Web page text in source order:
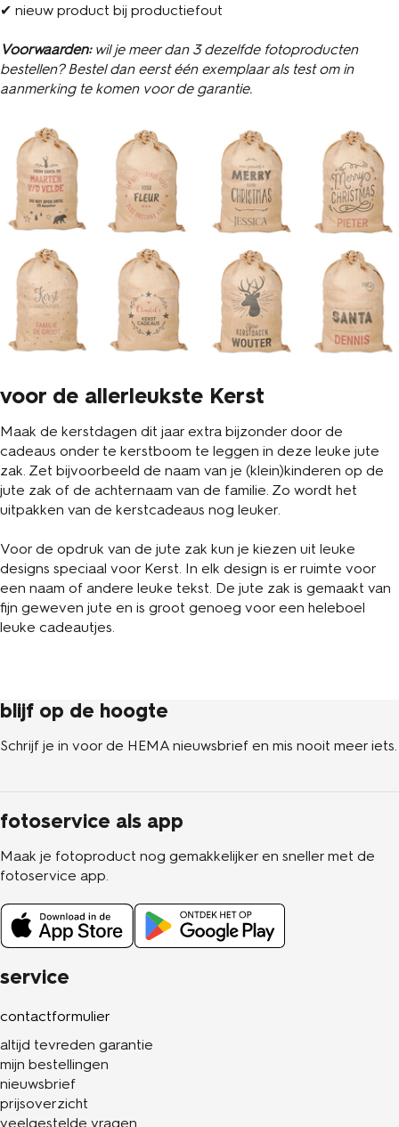
✔ nieuw product bij productiefout
Voorwaarden: wil je meer dan 3 dezelfde fotoproducten
bestellen? Bestel dan eerst één exemplaar als test om in
aanmerking te komen voor de garantie.
voor de allerleukste Kerst
Maak de kerstdagen dit jaar extra bijzonder door de
cadeaus onder te kerstboom te leggen in deze leuke jute
zak. Zet bijvoorbeeld de naam van je (klein)kinderen op de
jute zak of de achternaam van de familie. Zo wordt het
uitpakken van de kerstcadeaus nog leuker.
Voor de opdruk van de jute zak kun je kiezen uit leuke
designs speciaal voor Kerst. In elk design is er ruimte voor
een naam of andere leuke tekst. De jute zak is gemaakt van
fijn geweven jute en is groot genoeg voor een heleboel
leuke cadeautjes.
service
contactformulier
altijd tevreden garantie
mijn bestellingen
nieuwsbrief
prijsoverzicht
veelgestelde vragen
blijf op de hoogte
Schrijf je in voor de HEMA nieuwsbrief en mis nooit meer iets.
fotoservice als app
Maak je fotoproduct nog gemakkelijker en sneller met de
fotoservice app.